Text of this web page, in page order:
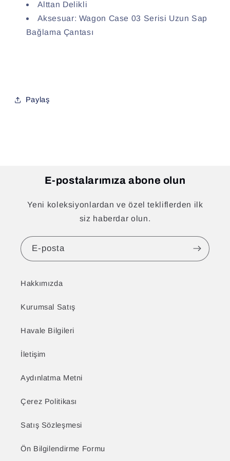
Alttan Delikli
Aksesuar: Wagon Case 03 Serisi Uzun Sap
Bağlama Çantası
Paylaş
E-postalarımıza abone olun
Yeni koleksiyonlardan ve özel tekliflerden ilk
siz haberdar olun.
E-posta
Hakkımızda
Kurumsal Satış
Havale Bilgileri
İletişim
Aydınlatma Metni
Çerez Politikası
Satış Sözleşmesi
Ön Bilgilendirme Formu